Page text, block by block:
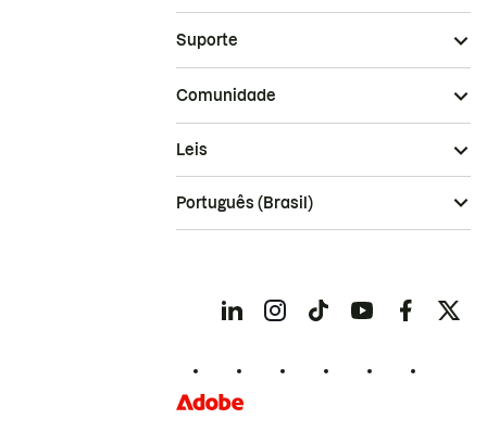
Suporte
Comunidade
Leis
Português (Brasil)